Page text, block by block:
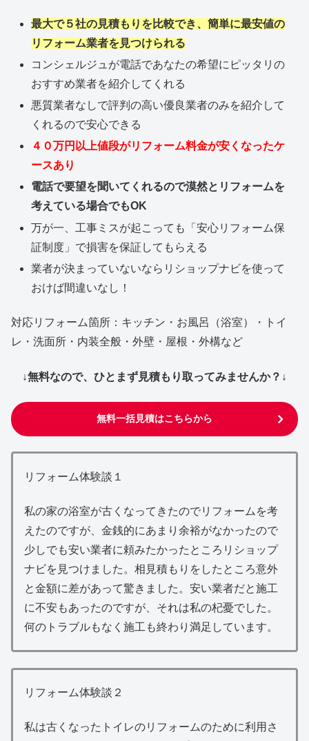
最大で５社の見積もりを比較でき、簡単に最安値の
リフォーム業者を見つけられる
コンシェルジュが電話であなたの希望にピッタリの
おすすめ業者を紹介してくれる
悪質業者なしで評判の高い優良業者のみを紹介して
くれるので安心できる
４０万円以上値段がリフォーム料金が安くなったケ
ースあり
電話で要望を聞いてくれるので漠然とリフォームを
考えている場合でもOK
万が一、工事ミスが起こっても「安心リフォーム保
証制度」で損害を保証してもらえる
業者が決まっていないならリショップナビを使って
おけば間違いなし！
対応リフォーム箇所：キッチン・お風呂（浴室）・トイ
レ・洗面所・内装全般・外壁・屋根・外構など
↓無料なので、ひとまず見積もり取ってみませんか？↓
無料一括見積はこちらから
リフォーム体験談１
私の家の浴室が古くなってきたのでリフォームを考
えたのですが、金銭的にあまり余裕がなかったので
少しでも安い業者に頼みたかったところリショップ
ナビを見つけました。相見積もりをしたところ意外
と金額に差があって驚きました。安い業者だと施工
に不安もあったのですが、それは私の杞憂でした。
何のトラブルもなく施工も終わり満足しています。
リフォーム体験談２
私は古くなったトイレのリフォームのために利用さ